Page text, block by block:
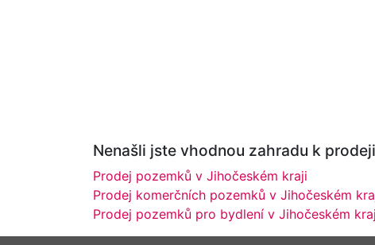
Nenašli jste vhodnou zahradu k
Prodej pozemků v Jihočeském kraji
Prodej komerčních pozemků v Jihočeském
Prodej pozemků pro bydlení v Jihočeském